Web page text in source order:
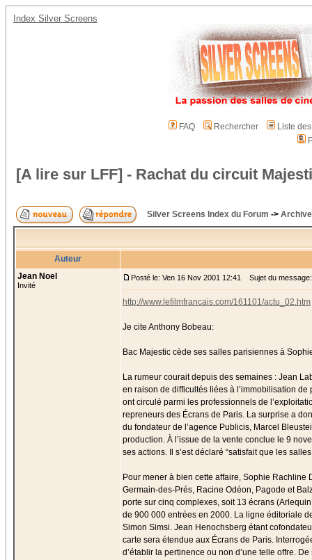
Index Silver Screens
FAQ Rechercher
Liste
[A lire sur LFF] - Rachat du circuit
Silver Screens Index du Forum ->
Auteur
Jean Noel
Invité
Posté le: Ven 16 Nov 2001 12:41 Sujet du
http://www.lefilmfrancais.com/161101/actu_02.htm
Je cite Anthony Bobeau:
Bac Majestic cède ses salles parisiennes à
La rumeur courait depuis des semaines : Jean
en raison de difficultés liées à l’immobilisation
ont circulé parmi les professionnels de
repreneurs des Écrans de Paris. La surprise a
du fondateur de l’agence Publicis, Marcel
production. À l’issue de la vente conclue le 9
ses actions. Il s’est déclaré “satisfait que les
Pour mener à bien cette affaire, Sophie
Germain-des-Prés, Racine Odéon, Pagode et
porte sur cinq complexes, soit 13 écrans
de 900 000 entrées en 2000. La ligne éditoriale
Simon Simsi. Jean Henochsberg étant
carte sera étendue aux Écrans de Paris.
d’établir la pertinence ou non d’une telle offre.